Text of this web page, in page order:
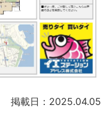
掲載日：2025.04.05